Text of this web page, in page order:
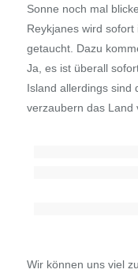
Sonne noch mal
Reykjanes wird
getaucht. Dazu
Ja, es ist überall
Island allerdings sind
verzaubern das Land
Wir können uns viel